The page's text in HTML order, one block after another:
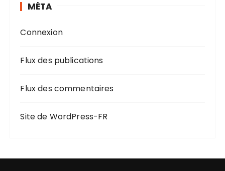
MÉTA
Connexion
Flux des publications
Flux des commentaires
Site de WordPress-FR